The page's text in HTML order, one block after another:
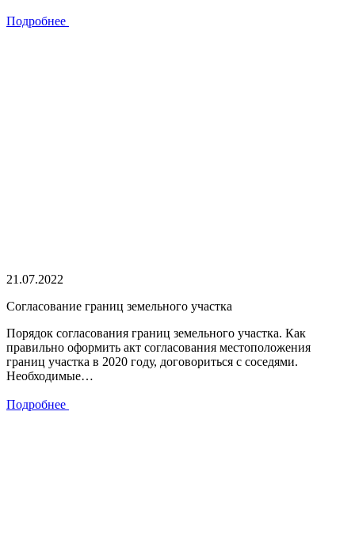
Подробнее
21.07.2022
Cогласование границ земельного участка
Порядок согласования границ земельного участка. Как
правильно оформить акт согласования местоположения
границ участка в 2020 году, договориться с соседями.
Необходимые…
Подробнее